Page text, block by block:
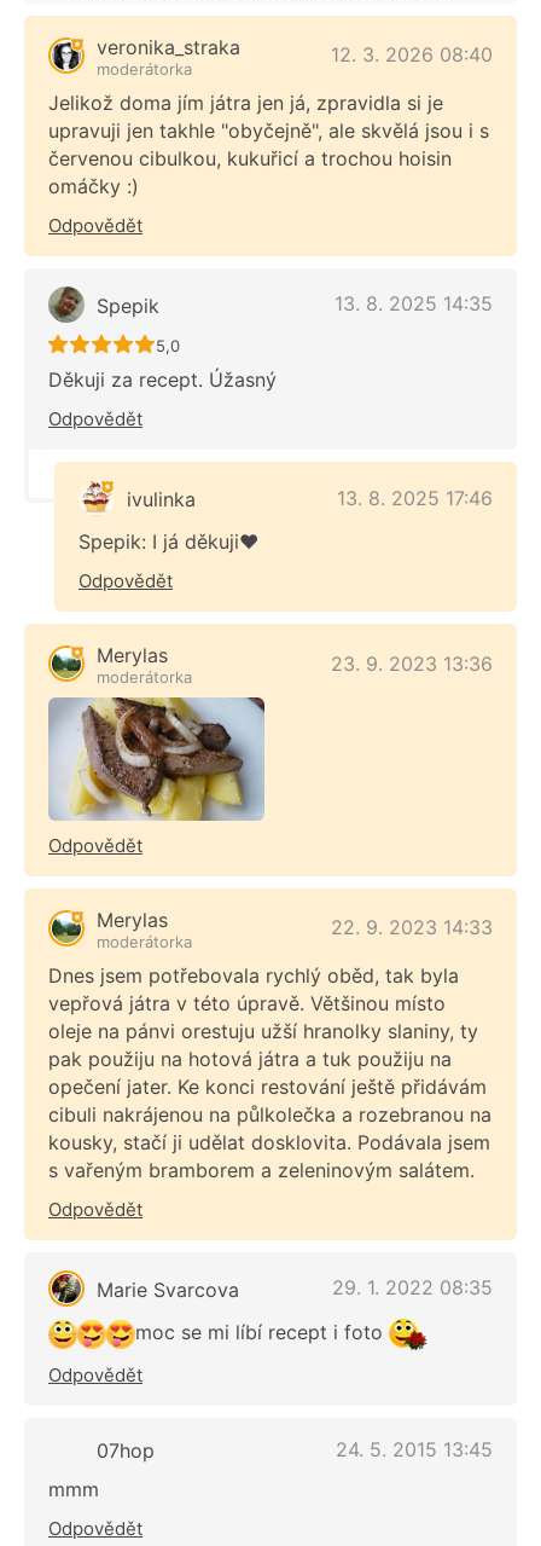
veronika_straka
moderátorka
12. 3. 2026 08:40
Jelikož doma jím játra jen já, zpravidla si je
upravuji jen takhle "obyčejně", ale skvělá jsou i s
červenou cibulkou, kukuřicí a trochou hoisin
omáčky :)
Odpovědět
Spepik 13. 8. 2025 14:35
Recept ještě nebyl hodnocen
5,0
Děkuji za recept. Úžasný
Odpovědět
ivulinka
13. 8. 2025 17:46
Spepik: I já děkuji❤️
Odpovědět
Merylas
moderátorka
23. 9. 2023 13:36
Odpovědět
Merylas
moderátorka
22. 9. 2023 14:33
Dnes jsem potřebovala rychlý oběd, tak byla
vepřová játra v této úpravě. Většinou místo
oleje na pánvi orestuju užší hranolky slaniny, ty
pak použiju na hotová játra a tuk použiju na
opečení jater. Ke konci restování ještě přidávám
cibuli nakrájenou na půlkolečka a rozebranou na
kousky, stačí ji udělat dosklovita. Podávala jsem
s vařeným bramborem a zeleninovým salátem.
Odpovědět
Marie Svarcova
29. 1. 2022 08:35
moc se mi líbí recept i foto
Odpovědět
07hop
24. 5. 2015 13:45
mmm
Odpovědět